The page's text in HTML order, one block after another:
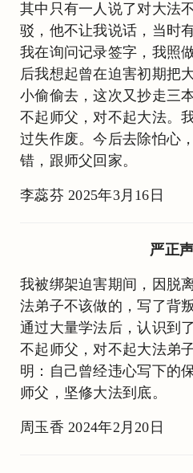
其中只有一人说了对大法
驳，他不让我说话，当时
我在询问记录签字，我照
后我想起曾在迫害初期把
小偷偷去，这次又抄走三
不起师父，对不起大法。
过失作废。今后去除怕心
错，跟师父回家。
李蕊芬 2025年3月16日
严正
我被绑架迫害期间，因脱
法弟子不该做的，写了背
通过大量学法后，认识到
不起师父，对不起大法弟
明：自己曾经违心写下的
师父，坚修大法到底。
周玉香 2024年2月20日